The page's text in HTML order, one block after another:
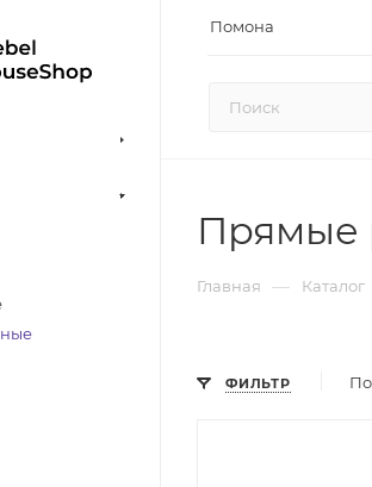
Помона
Прямые
Главная — Каталог
ФИЛЬТР